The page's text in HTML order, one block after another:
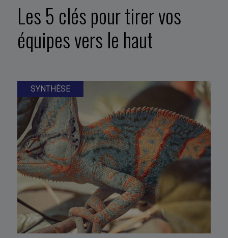
Les 5 clés pour tirer vos
équipes vers le haut
SYNTHÈSE